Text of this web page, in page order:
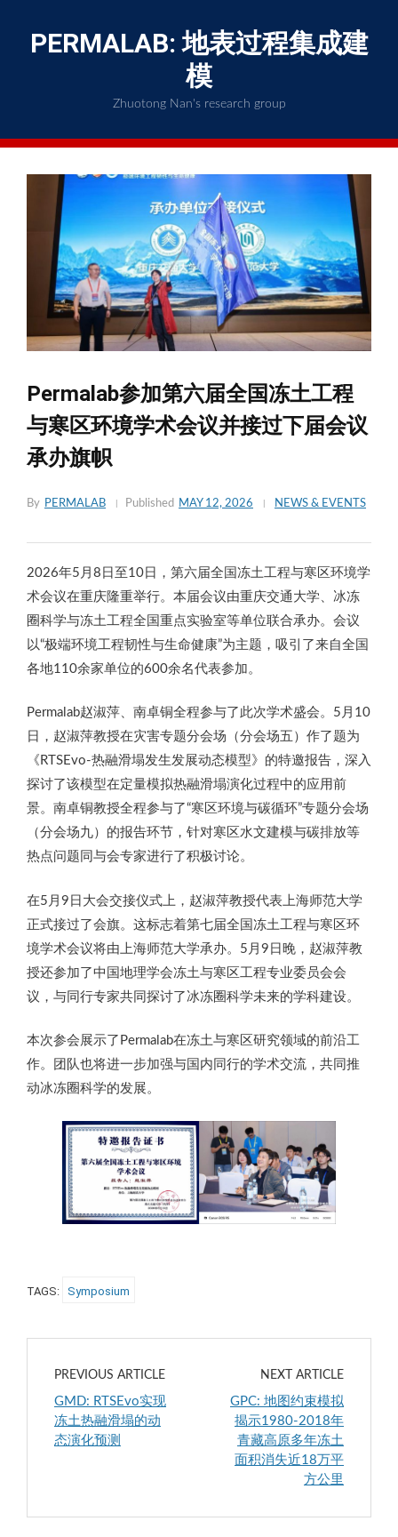
to
content
PERMALAB: 地表过程集成建
模
Zhuotong Nan's research group
Permalab参加第六届全国冻土工程
与寒区环境学术会议并接过下届会议
承办旗帜
By PERMALAB Published MAY 12, 2026 NEWS & EVENTS
2026年5月8日至10日，第六届全国冻土工程与寒区环境学
术会议在重庆隆重举行。本届会议由重庆交通大学、冰冻
圈科学与冻土工程全国重点实验室等单位联合承办。会议
以“极端环境工程韧性与生命健康”为主题，吸引了来自全国
各地110余家单位的600余名代表参加。
Permalab赵淑萍、南卓铜全程参与了此次学术盛会。5月10
日，赵淑萍教授在灾害专题分会场（分会场五）作了题为
《RTSEvo-热融滑塌发生发展动态模型》的特邀报告，深入
探讨了该模型在定量模拟热融滑塌演化过程中的应用前
景。南卓铜教授全程参与了“寒区环境与碳循环”专题分会场
（分会场九）的报告环节，针对寒区水文建模与碳排放等
热点问题同与会专家进行了积极讨论。
在5月9日大会交接仪式上，赵淑萍教授代表上海师范大学
正式接过了会旗。这标志着第七届全国冻土工程与寒区环
境学术会议将由上海师范大学承办。5月9日晚，赵淑萍教
授还参加了中国地理学会冻土与寒区工程专业委员会会
议，与同行专家共同探讨了冰冻圈科学未来的学科建设。
本次参会展示了Permalab在冻土与寒区研究领域的前沿工
作。团队也将进一步加强与国内同行的学术交流，共同推
动冰冻圈科学的发展。
TAGS: Symposium
PREVIOUS ARTICLE
GMD: RTSEvo实现
冻土热融滑塌的动
态演化预测
NEXT ARTICLE
GPC: 地图约束模拟
揭示1980-2018年
青藏高原多年冻土
面积消失近18万平
方公里